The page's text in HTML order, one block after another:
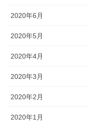
2020年6月
2020年5月
2020年4月
2020年3月
2020年2月
2020年1月